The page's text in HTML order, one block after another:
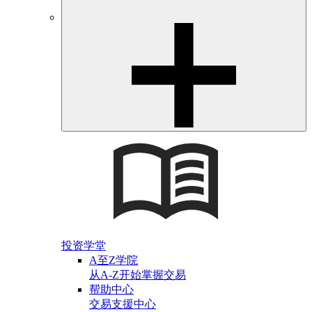
投资学堂
A至Z学院
从A-Z开始掌握交易
帮助中心
交易支援中心